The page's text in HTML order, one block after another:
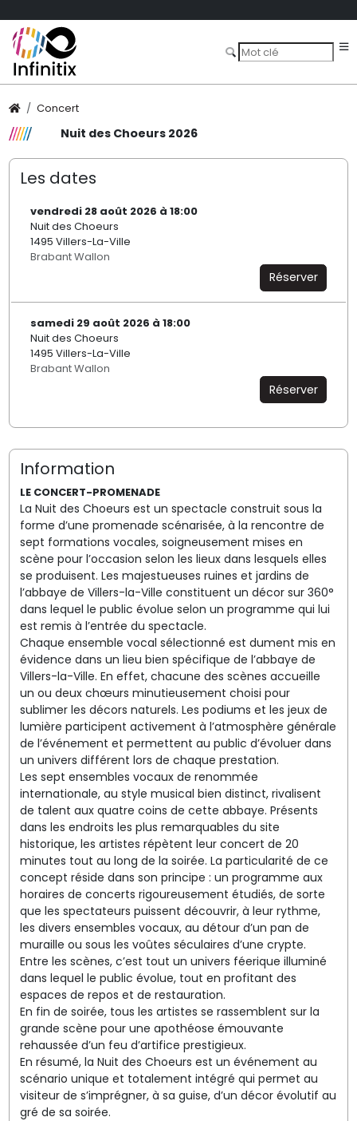
Concert
Nuit des Choeurs 2026
Les dates
vendredi 28 août 2026 à 18:00
Nuit des Choeurs
1495 Villers-La-Ville
Brabant Wallon
Réserver
samedi 29 août 2026 à 18:00
Nuit des Choeurs
1495 Villers-La-Ville
Brabant Wallon
Réserver
Information
LE CONCERT-PROMENADE
La Nuit des Choeurs est un spectacle construit sous la
forme d’une promenade scénarisée, à la rencontre de
sept formations vocales, soigneusement mises en
scène pour l’occasion selon les lieux dans lesquels elles
se produisent. Les majestueuses ruines et jardins de
l’abbaye de Villers-la-Ville constituent un décor sur 360°
dans lequel le public évolue selon un programme qui lui
est remis à l’entrée du spectacle.
Chaque ensemble vocal sélectionné est dument mis en
évidence dans un lieu bien spécifique de l’abbaye de
Villers-la-Ville. En effet, chacune des scènes accueille
un ou deux chœurs minutieusement choisi pour
sublimer les décors naturels. Les podiums et les jeux de
lumière participent activement à l’atmosphère générale
de l’événement et permettent au public d’évoluer dans
un univers différent lors de chaque prestation.
Les sept ensembles vocaux de renommée
internationale, au style musical bien distinct, rivalisent
de talent aux quatre coins de cette abbaye. Présents
dans les endroits les plus remarquables du site
historique, les artistes répètent leur concert de 20
minutes tout au long de la soirée. La particularité de ce
concept réside dans son principe : un programme aux
horaires de concerts rigoureusement étudiés, de sorte
que les spectateurs puissent découvrir, à leur rythme,
les divers ensembles vocaux, au détour d’un pan de
muraille ou sous les voûtes séculaires d’une crypte.
Entre les scènes, c’est tout un univers féerique illuminé
dans lequel le public évolue, tout en profitant des
espaces de repos et de restauration.
En fin de soirée, tous les artistes se rassemblent sur la
grande scène pour une apothéose émouvante
rehaussée d’un feu d’artifice prestigieux.
En résumé, la Nuit des Choeurs est un événement au
scénario unique et totalement intégré qui permet au
visiteur de s’imprégner, à sa guise, d’un décor évolutif au
gré de sa soirée.